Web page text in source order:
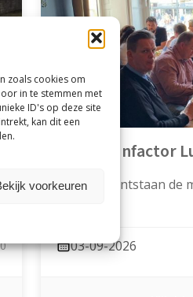
zoals cookies om
in te stemmen met
ID's op deze site
kan dit een
voorkeuren
🍽️ De Gunfactor
Aan tafel ontstaan de
03-09-2026